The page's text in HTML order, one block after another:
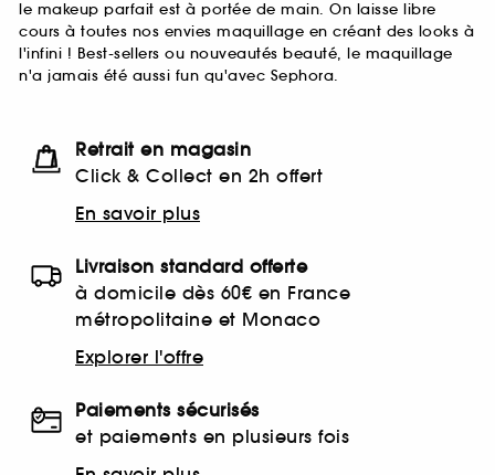
le makeup parfait est à portée de main. On laisse libre
cours à toutes nos envies maquillage en créant des looks à
l'infini ! Best-sellers ou nouveautés beauté, le maquillage
n'a jamais été aussi fun qu'avec Sephora.
Retrait en magasin
Click & Collect en 2h offert
En savoir plus
Livraison standard offerte
à domicile dès 60€ en France
métropolitaine et Monaco
Explorer l'offre
Paiements sécurisés
et paiements en plusieurs fois